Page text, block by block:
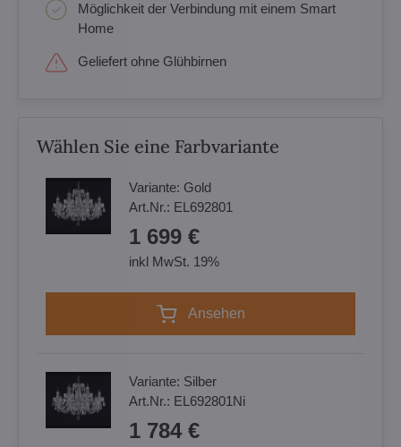
Möglichkeit der Verbindung mit einem Smart
Home
Geliefert ohne Glühbirnen
Wählen Sie eine Farbvariante
Variante: Gold
Art.Nr.: EL692801
1 699 €
inkl MwSt. 19%
Ansehen
Variante: Silber
Art.Nr.: EL692801Ni
1 784 €